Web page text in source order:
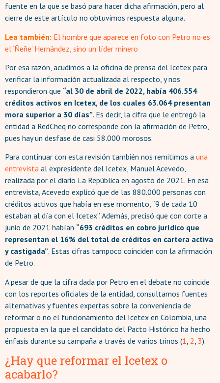
fuente en la que se basó para hacer dicha afirmación, pero al
cierre de este artículo no obtuvimos respuesta alguna.
Lea también: El hombre que aparece en foto con Petro no es
el ‘Ñeñe’ Hernández, sino un líder minero
Por esa razón, acudimos a la oficina de prensa del Icetex para
verificar la información actualizada al respecto, y nos
respondieron que “al 30 de abril de 2022, había 406.554
créditos activos en Icetex, de los cuales 63.064 presentan
mora superior a 30 días”. Es decir, la cifra que le entregó la
entidad a RedCheq no corresponde con la afirmación de Petro,
pues hay un desfase de casi 58.000 morosos.
Para continuar con esta revisión también nos remitimos a una
entrevista al expresidente del Icetex, Manuel Acevedo,
realizada por el diario La República en agosto de 2021. En esa
entrevista, Acevedo explicó que de las 880.000 personas con
créditos activos que había en ese momento, “9 de cada 10
estaban al día con el Icetex”. Además, precisó que con corte a
junio de 2021 habían “693 créditos en cobro jurídico que
representan el 16% del total de créditos en cartera activa
y castigada”. Estas cifras tampoco coinciden con la afirmación
de Petro.
A pesar de que la cifra dada por Petro en el debate no coincide
con los reportes oficiales de la entidad, consultamos fuentes
alternativas y fuentes expertas sobre la conveniencia de
reformar o no el funcionamiento del Icetex en Colombia, una
propuesta en la que el candidato del Pacto Histórico ha hecho
énfasis durante su campaña a través de varios trinos (1 2 3).
¿Hay que reformar el Icetex o
acabarlo?